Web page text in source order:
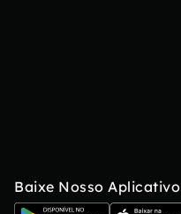
Baixe Nosso Aplicativo